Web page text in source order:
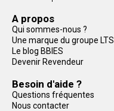
A propos
Qui sommes-nous ?
Une marque du groupe LTS
Le blog BBIES
Devenir Revendeur
Besoin d'aide ?
Questions fréquentes
Nous contacter